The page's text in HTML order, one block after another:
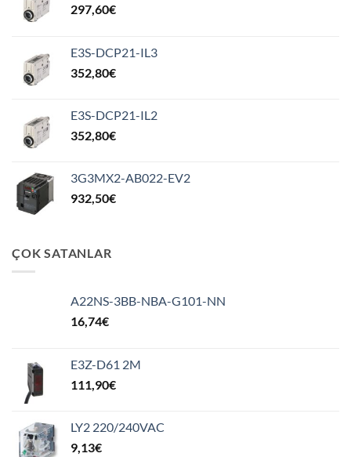
297,60€
E3S-DCP21-IL3
352,80€
E3S-DCP21-IL2
352,80€
3G3MX2-AB022-EV2
932,50€
ÇOK SATANLAR
A22NS-3BB-NBA-G101-NN
16,74€
E3Z-D61 2M
111,90€
LY2 220/240VAC
9,13€